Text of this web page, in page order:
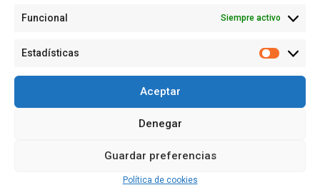
Funcional Siempre activo
Estadísticas
Aceptar
Denegar
Guardar preferencias
Política de cookies